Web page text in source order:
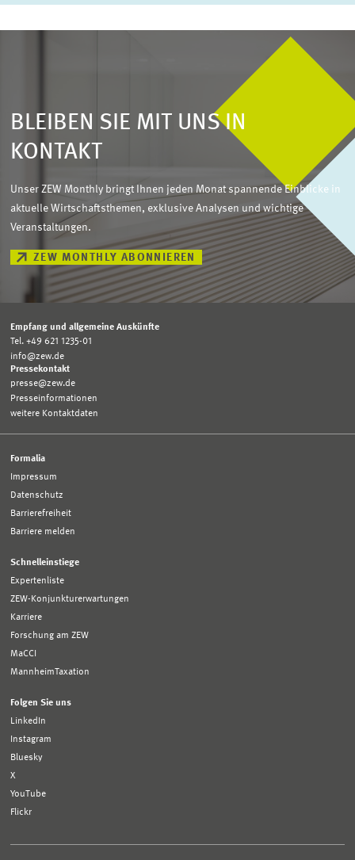
BLEIBEN SIE MIT UNS IN
KONTAKT
Unser ZEW Monthly bringt Ihnen jeden Monat spannende Einblicke in
aktuelle Wirtschaftsthemen, exklusive Analysen und wichtige
Veranstaltungen.
ZEW MONTHLY ABONNIEREN
Empfang und allgemeine Auskünfte
Tel. +49 621 1235-01
info@zew.de
Pressekontakt
presse@zew.de
Presseinformationen
weitere Kontaktdaten
Formalia
Impressum
Datenschutz
Barrierefreiheit
Barriere melden
Schnelleinstiege
Expertenliste
ZEW-Konjunkturerwartungen
Karriere
Forschung am ZEW
MaCCI
MannheimTaxation
Folgen Sie uns
LinkedIn
Instagram
Bluesky
X
YouTube
Flickr